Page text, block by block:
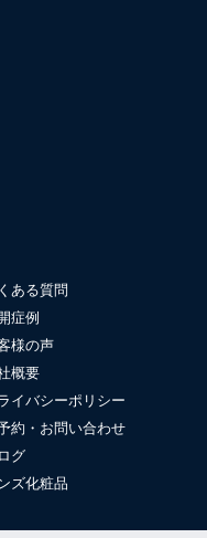
ある質問
症例
様の声
概要
イバシーポリシー
約・お問い合わせ
グ
ズ化粧品